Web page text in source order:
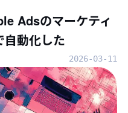
Adsのマーケティ
動化した
2026-03-11